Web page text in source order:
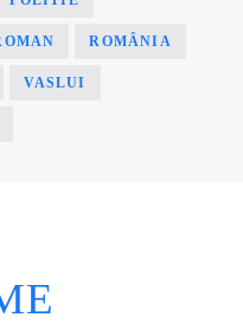
ROMÂNIA
VASLUI